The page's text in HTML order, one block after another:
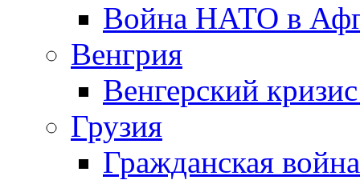
Война НАТО в
Венгрия
Венгерский
Грузия
Гражданская